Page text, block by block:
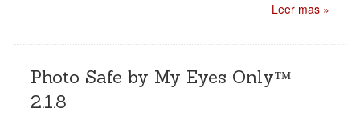
Leer mas »
Photo Safe by My Eyes Only™
2.1.8